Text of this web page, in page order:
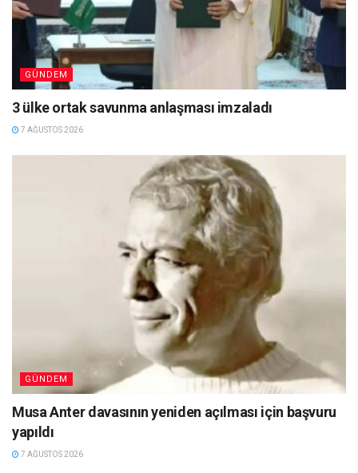
GÜNDEM
3 ülke ortak savunma anlaşması imzaladı
7 AĞUSTOS 2026
GÜNDEM
Musa Anter davasının yeniden açılması için başvuru
yapıldı
7 AĞUSTOS 2026